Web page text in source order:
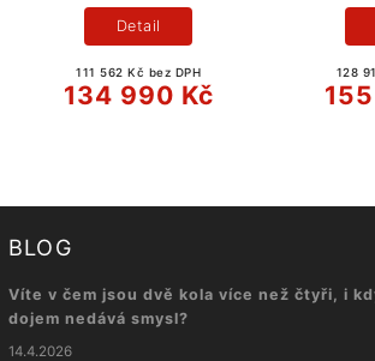
111 562 Kč bez DPH
134 990 Kč
Detail
128
BLOG
Víte v čem jsou dvě kola více než čtyři, i
dojem nedává smysl?
14.4.2026